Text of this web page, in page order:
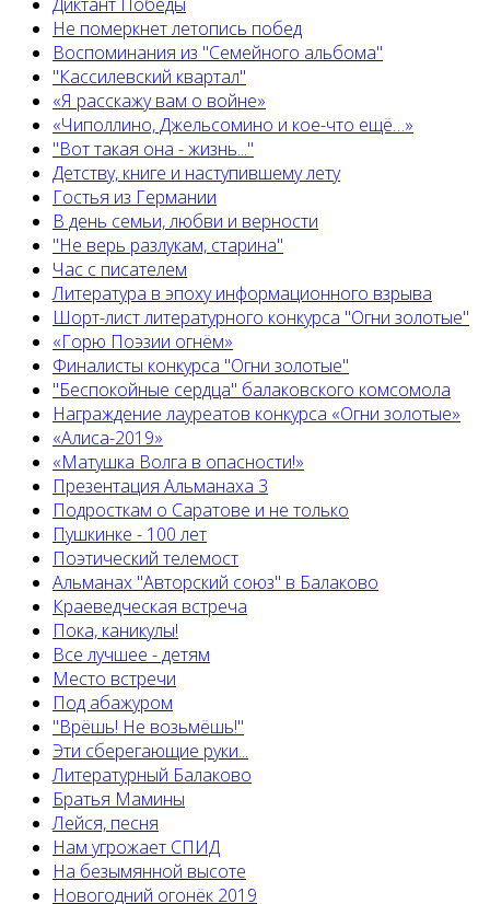
Не померкнет летопись побед
Воспоминания из "Семейного альбома"
"Кассилевский квартал"
«Я расскажу вам о войне»
«Чиполлино, Джельсомино и кое-что ещё…»
"Вот такая она - жизнь..."
Детству, книге и наступившему лету
Гостья из Германии
В день семьи, любви и верности
"Не верь разлукам, старина"
Час с писателем
Литература в эпоху информационного взрыва
Шорт-лист литературного конкурса "Огни золотые"
«Горю Поэзии огнём»
Финалисты конкурса "Огни золотые"
"Беспокойные сердца" балаковского комсомола
Награждение лауреатов конкурса «Огни золотые»
«Алиса-2019»
«Матушка Волга в опасности!»
Презентация Альманаха 3
Подросткам о Саратове и не только
Пушкинке - 100 лет
Поэтический телемост
Альманах "Авторский союз" в Балаково
Краеведческая встреча
Пока, каникулы!
Все лучшее - детям
Место встречи
Под абажуром
"Врёшь! Не возьмёшь!"
Эти сберегающие руки...
Литературный Балаково
Братья Мамины
Лейся, песня
Нам угрожает СПИД
На безымянной высоте
Новогодний огонёк 2019